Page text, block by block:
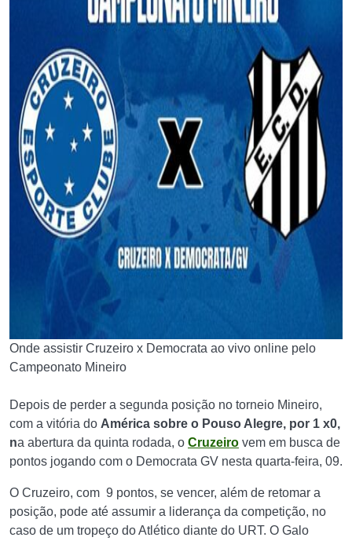
Onde assistir Cruzeiro x Democrata ao vivo online pelo
Campeonato Mineiro
Depois de perder a segunda posição no torneio Mineiro,
com a vitória do América sobre o Pouso Alegre, por 1 x0,
na abertura da quinta rodada, o Cruzeiro vem em busca de
pontos jogando com o Democrata GV nesta quarta-feira, 09.
O Cruzeiro, com 9 pontos, se vencer, além de retomar a
posição, pode até assumir a liderança da competição, no
caso de um tropeço do Atlético diante do URT. O Galo